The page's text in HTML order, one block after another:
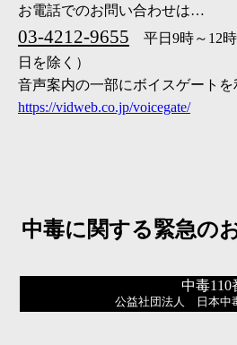
お電話でのお問い合わせは…
03-4212-9655 平日9時～12
日を除く）
音声案内の一部にボイスゲートを
https://vidweb.co.jp/voicegate/
中毒に関する緊急の
中毒110
公益社団法人 日本中